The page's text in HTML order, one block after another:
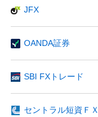
JFX
OANDA証券
SBI FXトレード
セントラル短資ＦＸ